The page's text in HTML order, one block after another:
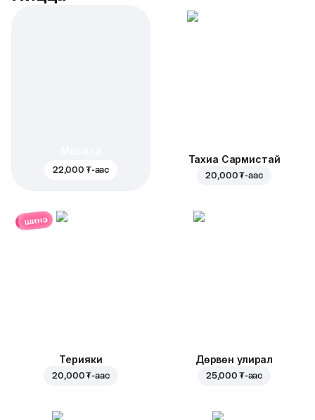
22,000 ₮-аас
Тахиа Сармистай
20,000 ₮-аас
шинэ
Терияки
20,000 ₮-аас
Дөрвөн улирал
25,000 ₮-аас